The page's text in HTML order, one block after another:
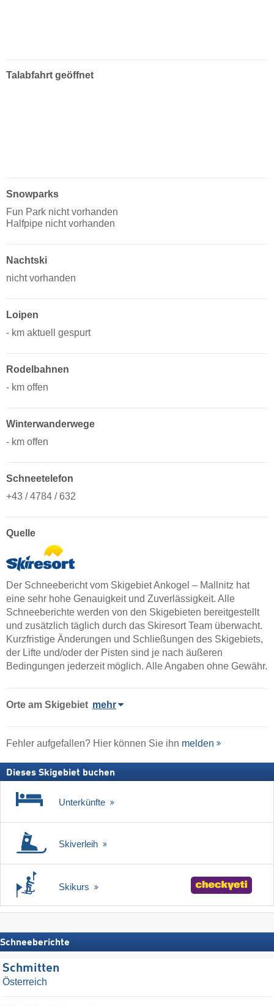
Talabfahrt geöffnet
Snowparks
Fun Park nicht vorhanden
Halfpipe nicht vorhanden
Nachtski
nicht vorhanden
Loipen
- km aktuell gespurt
Rodelbahnen
- km offen
Winterwanderwege
- km offen
Schneetelefon
+43 / 4784 / 632
Quelle
Der Schneebericht vom Skigebiet Ankogel – Mallnitz hat
eine sehr hohe Genauigkeit und Zuverlässigkeit. Alle
Schneeberichte werden von den Skigebieten bereitgestellt
und zusätzlich täglich durch das Skiresort Team überwacht.
Kurzfristige Änderungen und Schließungen des Skigebiets,
der Lifte und/oder der Pisten sind je nach äußeren
Bedingungen jederzeit möglich. Alle Angaben ohne Gewähr.
Orte am Skigebiet mehr
Fehler aufgefallen? Hier können Sie ihn melden
Dieses Skigebiet buchen
Unterkünfte
Skiverleih
Skikurs
Schneeberichte
Schmitten
Österreich